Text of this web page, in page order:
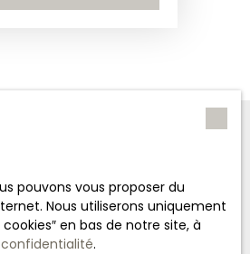
pouvons vous proposer du
Nous utiliserons uniquement
en bas de notre site, à
.